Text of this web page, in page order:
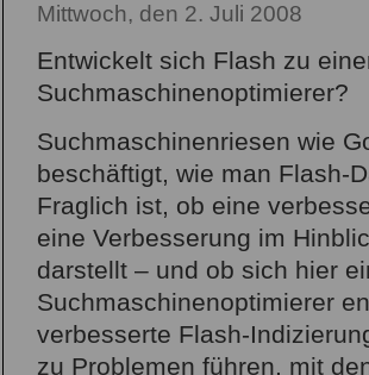
Mittwoch, den 2. Juli 2008
Entwickelt sich Flash zu
Suchmaschinenoptimierer?
Suchmaschinenriesen wie
beschäftigt, wie man Flash-
Fraglich ist, ob eine
eine Verbesserung im
darstellt – und ob sich hier
Suchmaschinenoptimierer
verbesserte Flash-
zu Problemen führen, mit